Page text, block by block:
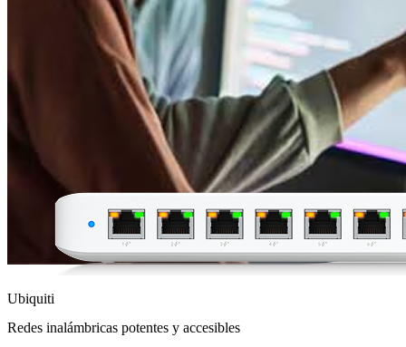
Ubiquiti
Redes inalámbricas potentes y accesibles